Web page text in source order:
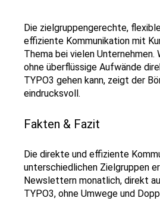
Die zielgruppengerechte,
effiziente Kommunikation mit
Thema bei vielen Unternehmen.
ohne überflüssige Aufwände
TYPO3 gehen kann, zeigt der
eindrucksvoll.
Fakten & Fazit
Die direkte und effiziente
unterschiedlichen Zielgruppen
Newslettern monatlich, direkt
TYPO3, ohne Umwege und